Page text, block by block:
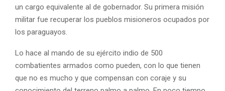
un cargo equivalente al de gobernador. Su primera misión
militar fue recuperar los pueblos misioneros ocupados por
los paraguayos.
Lo hace al mando de su ejército indio de 500
combatientes armados como pueden, con lo que tienen
que no es mucho y que compensan con coraje y su